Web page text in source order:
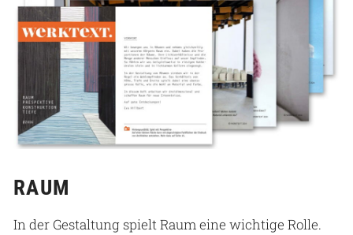
RAUM
In der Gestaltung spielt Raum eine wichtige Rolle.